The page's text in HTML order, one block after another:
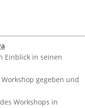
Einblick in seinen
gegeben und
Workshops in